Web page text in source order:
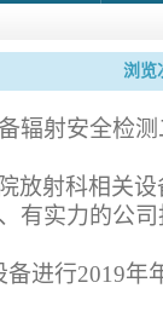
浏览
辐射安全检
放射科相关
有实力的公
备进行2019年